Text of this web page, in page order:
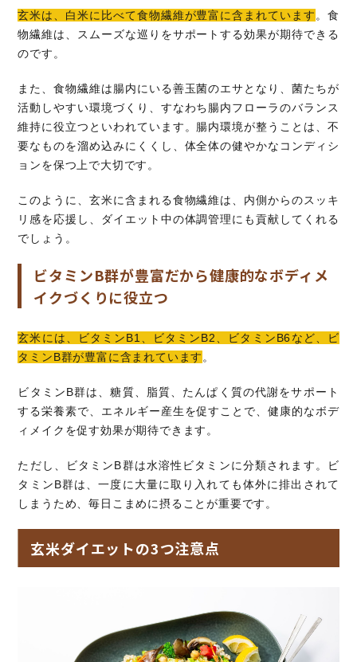
玄米は、白米に比べて食物繊維が豊富に含まれています。食
物繊維は、スムーズな巡りをサポートする効果が期待できる
のです。
また、食物繊維は腸内にいる善玉菌のエサとなり、菌たちが
活動しやすい環境づくり、すなわち腸内フローラのバランス
維持に役立つといわれています。腸内環境が整うことは、不
要なものを溜め込みにくくし、体全体の健やかなコンディシ
ョンを保つ上で大切です。
このように、玄米に含まれる食物繊維は、内側からのスッキ
リ感を応援し、ダイエット中の体調管理にも貢献してくれる
でしょう。
ビタミンB群が豊富だから健康的なボディメ
イクづくりに役立つ
玄米には、ビタミンB1、ビタミンB2、ビタミンB6など、ビ
タミンB群が豊富に含まれています。
ビタミンB群は、糖質、脂質、たんぱく質の代謝をサポート
する栄養素で、エネルギー産生を促すことで、健康的なボデ
ィメイクを促す効果が期待できます。
ただし、ビタミンB群は水溶性ビタミンに分類されます。ビ
タミンB群は、一度に大量に取り入れても体外に排出されて
しまうため、毎日こまめに摂ることが重要です。
玄米ダイエットの3つ注意点